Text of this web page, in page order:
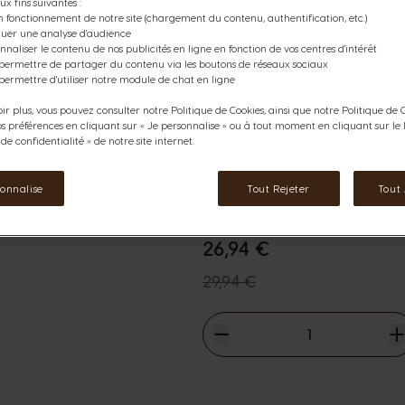
Profitez de notre Pack NEO
Gusto® avec un total de 36
boisson préférée à prix
Ce pack contient:
boîtes de NEO Starbucks®
Voir les ingrédients
The price depends on the
Prix normal
29,94 €
26,94 €
fonctionnement de notre site (chargement du contenu, authentification, etc.)
une analyse d'audience
le contenu de nos publicités en ligne en fonction de vos centres d'intérêt
de partager du contenu via les boutons de réseaux sociaux
d'utiliser notre module de chat en ligne
plus, vous pouvez consulter notre Politique de Cookies, ainsi que notre Politique de
préférences en cliquant sur « Je personnalise » ou à tout moment en cliquant sur le
confidentialité » de notre site internet.
Tout Rejeter Tout